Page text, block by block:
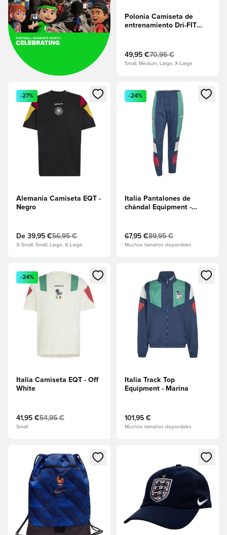
Polonia Camiseta de
entrenamiento Dri-FIT
puro/Cool Grey/Sport Red
49,95 €70,95 €
Small, Medium, Large, X-Large
Abre un modal para iniciar sesión o registrarse como
-27%
Alemania Camiseta EQT -
Negro
De 39,95 €56,95 €
X-Small, Small, Large, X-Large
Abre un modal para iniciar
-24%
Italia Pantalones de
chándal Equipment -
67,95 €89,95 €
Muchos tamaños disponibles
Abre un modal para iniciar sesión o registrarse como
-24%
Italia Camiseta EQT - Off
White
41,95 €54,95 €
Small
Abre un modal para iniciar
Italia Track Top
Equipment - Marina
101,95 €
Muchos tamaños disponibles
Abre un modal para iniciar sesión o registrarse como
Abre un modal para iniciar